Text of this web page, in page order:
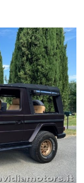
US BEFORE
On-Line; con
vostra mail il
delle
ha valore